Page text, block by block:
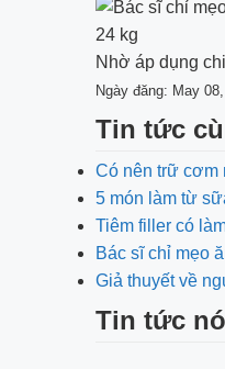
Nhờ áp dụng
Ngày đăng: May
Tin tức
Có nên trữ cơm
5 món làm từ
Tiêm filler có
Bác sĩ chỉ mẹo
Giả thuyết về
Tin tức